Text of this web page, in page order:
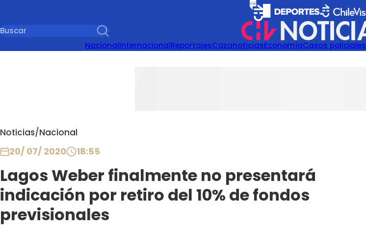
NacionalInternacionalReportajesCazanoticiasEconomíaCasos policiales
Noticias/Nacional
20/ 07/ 2020 18:55
Lagos Weber finalmente no presentará
indicación por retiro del 10% de fondos
previsionales